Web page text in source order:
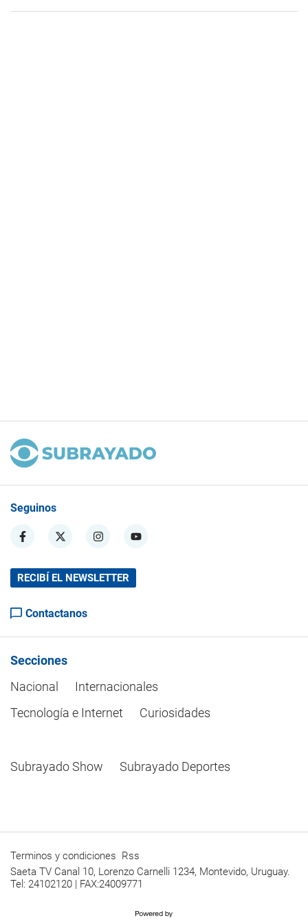
Seguinos
RECIBÍ EL NEWSLETTER
Contactanos
Secciones
Nacional
Internacionales
Tecnología e Internet
Curiosidades
Subrayado Show Subrayado Deportes
Terminos y condiciones Rss
Saeta TV Canal 10, Lorenzo Carnelli 1234, Montevido, Uruguay.
Tel: 24102120 | FAX:24009771